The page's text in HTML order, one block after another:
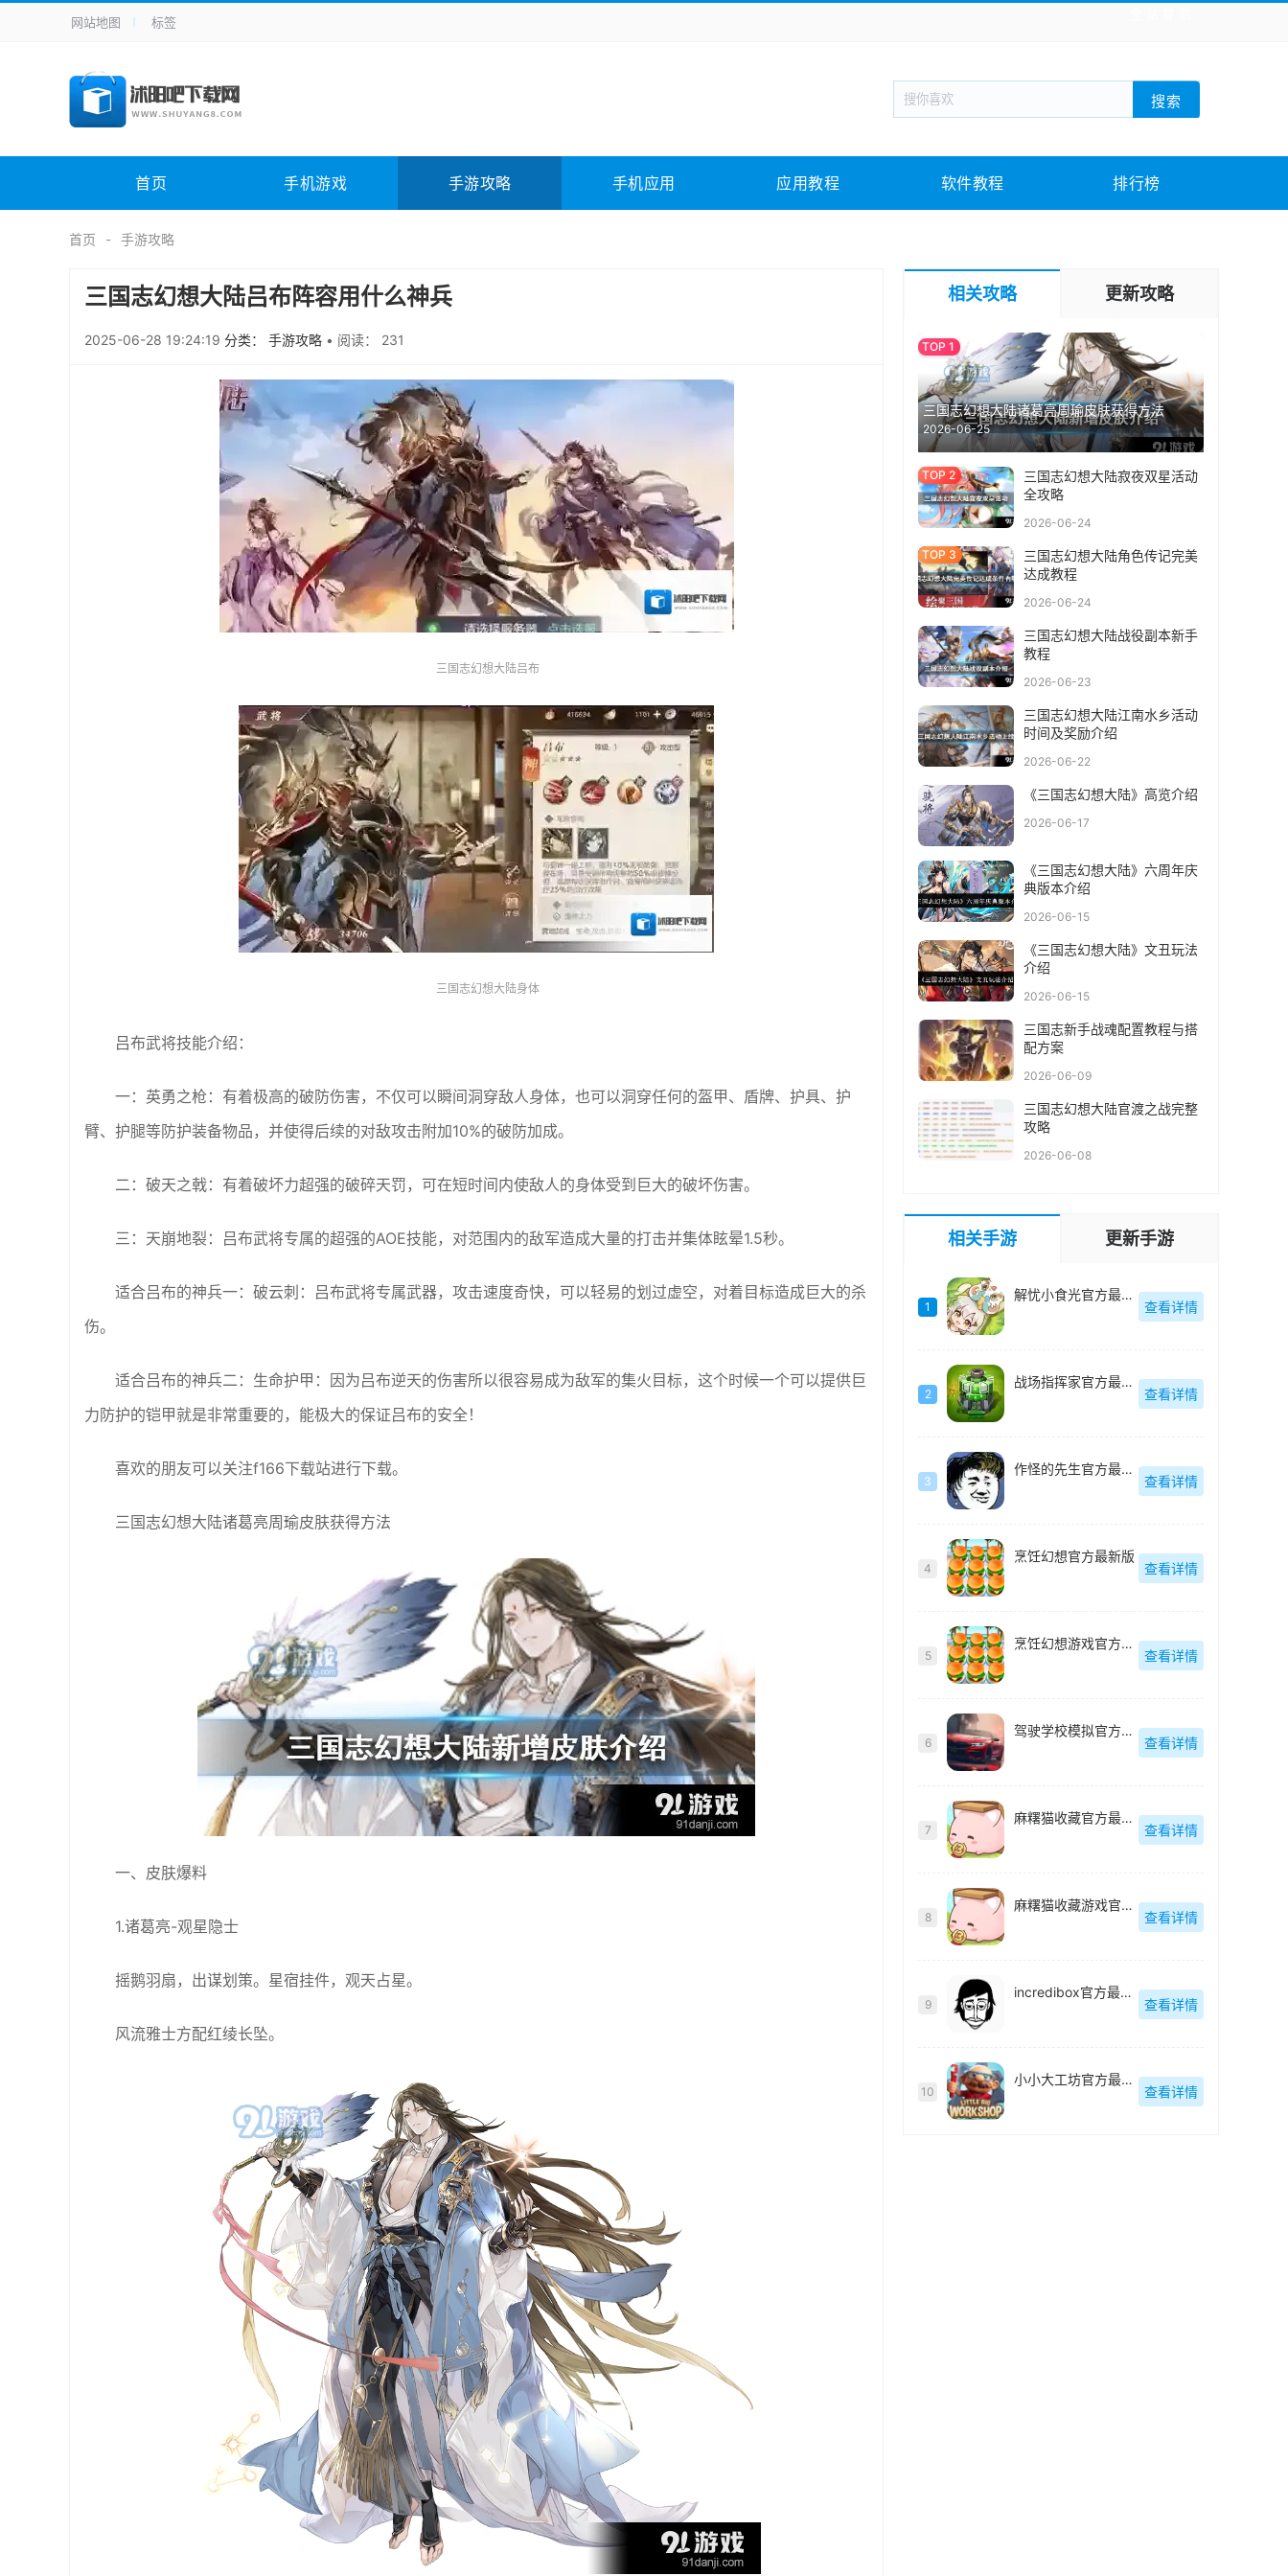
手机应用 新闻阅读 旅游出行 生活实用
手机游戏 H5游戏 回合网游 战棋游戏 枪战射击
电脑软件 其它类别 图形软件 安全相关 应用软件 影音软件 插件下载 教育教学 游戏娱乐 系统软件 素材下载
未分类 综合其它
网站地图 标签
搜索
首页 手机游戏 手游攻略 手机应用 应用教程 软件教程 排行榜
首页 手游攻略
三国志幻想大陆吕布阵容用什么神兵
2025-06-28 19:24:19 分类： 手游攻略 • 阅读： 231
三国志幻想大陆吕布
三国志幻想大陆身体
吕布武将技能介绍：
一：英勇之枪：有着极高的破防伤害，不仅可以瞬间洞穿敌人身体，也可以洞穿任何的盔甲、盾牌、护具、护
臂、护腿等防护装备物品，并使得后续的对敌攻击附加10%的破防加成。
二：破天之戟：有着破坏力超强的破碎天罚，可在短时间内使敌人的身体受到巨大的破坏伤害。
三：天崩地裂：吕布武将专属的超强的AOE技能，对范围内的敌军造成大量的打击并集体眩晕1.5秒。
适合吕布的神兵一：破云刺：吕布武将专属武器，攻击速度奇快，可以轻易的划过虚空，对着目标造成巨大的杀
伤。
适合吕布的神兵二：生命护甲：因为吕布逆天的伤害所以很容易成为敌军的集火目标，这个时候一个可以提供巨
力防护的铠甲就是非常重要的，能极大的保证吕布的安全！
喜欢的朋友可以关注f166下载站进行下载。
三国志幻想大陆诸葛亮周瑜皮肤获得方法
一、皮肤爆料
1.诸葛亮-观星隐士
摇鹅羽扇，出谋划策。星宿挂件，观天占星。
风流雅士方配红绫长坠。
相关攻略 更新攻略
三国志幻想大陆诸葛亮周瑜皮肤获得方法
2026-06-25
三国志幻想大陆寂夜双星活动
全攻略
2026-06-24
三国志幻想大陆角色传记完美
达成教程
2026-06-24
三国志幻想大陆战役副本新手
教程
2026-06-23
三国志幻想大陆江南水乡活动
时间及奖励介绍
2026-06-22
《三国志幻想大陆》高览介绍
2026-06-17
《三国志幻想大陆》六周年庆
典版本介绍
2026-06-15
《三国志幻想大陆》文丑玩法
介绍
2026-06-15
三国志新手战魂配置教程与搭
配方案
2026-06-09
三国志幻想大陆官渡之战完整
攻略
2026-06-08
相关手游 更新手游
1
解忧小食光官方最新版
查看详情
2
战场指挥家官方最新版
查看详情
3
作怪的先生官方最新版
查看详情
4
烹饪幻想官方最新版
查看详情
5
烹饪幻想游戏官方最新版
查看详情
6
驾驶学校模拟官方最新版
查看详情
7
麻糬猫收藏官方最新版
查看详情
8
麻糬猫收藏游戏官方最新版
查看详情
9
incredibox官方最新版
查看详情
10
小小大工坊官方最新版
查看详情